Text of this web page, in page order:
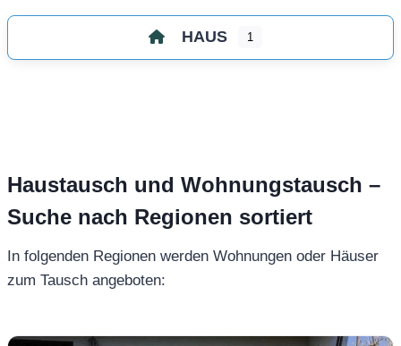
HAUS 1
Haustausch und Wohnungstausch –
Suche nach Regionen sortiert
In folgenden Regionen werden Wohnungen oder Häuser
zum Tausch angeboten: